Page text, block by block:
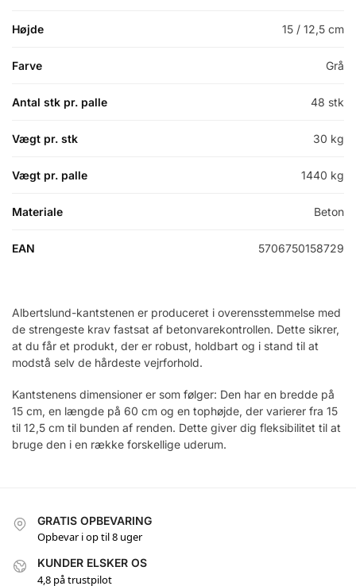
Højde 15 / 12,5 cm
Farve Grå
Antal stk pr. palle 48 stk
Vægt pr. stk 30 kg
Vægt pr. palle 1440 kg
Materiale Beton
EAN 5706750158729
Albertslund-kantstenen er produceret i overensstemmelse med
de strengeste krav fastsat af betonvarekontrollen. Dette sikrer,
at du får et produkt, der er robust, holdbart og i stand til at
modstå selv de hårdeste vejrforhold.
Kantstenens dimensioner er som følger: Den har en bredde på
15 cm, en længde på 60 cm og en tophøjde, der varierer fra 15
til 12,5 cm til bunden af renden. Dette giver dig fleksibilitet til at
bruge den i en række forskellige uderum.
GRATIS OPBEVARING
Opbevar i op til 8 uger
KUNDER ELSKER OS
4,8 på trustpilot